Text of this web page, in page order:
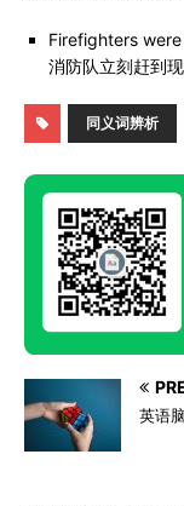
Firefighters
消防队立刻赶到现
同义词辨析
英语